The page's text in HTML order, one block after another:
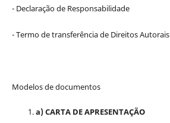
- Declaração de Responsabilidade
- Termo de transferência de Direitos Autorais
Modelos de documentos
a) CARTA DE APRESENTAÇÃO